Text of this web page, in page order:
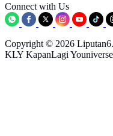
Connect with Us
Copyright © 2026
KLY KapanLagi